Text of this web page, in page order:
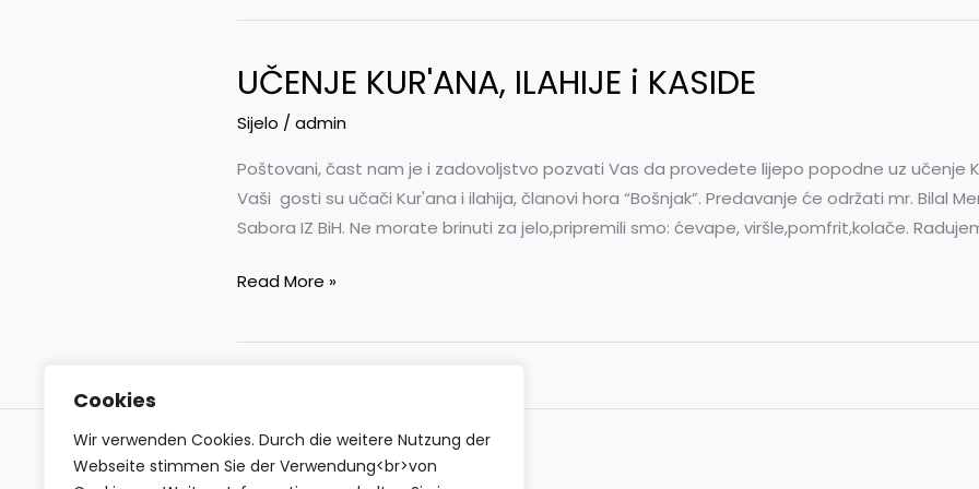
Cookies
Wir verwenden Cookies. Durch die weitere Nutzung der
Webseite stimmen Sie der Verwendung<br>von
UČENJE KUR'ANA, ILAHIJE i KASIDE
Sijelo /admin
Poštovani, čast nam je i zadovoljstvo pozvati Vas da provedete lijepo popodne uz učenje
Vaši gosti su učači Kur'ana i ilahija, članovi hora “Bošnjak”. Predavanje će održati mr. Bilal
Sabora IZ BiH. Ne morate brinuti za jelo,pripremili smo: ćevape, viršle,pomfrit,kolače.
UČENJE
ILAHIJE
i
KASIDE
Read More »
Impressum Datenschutzerklärung